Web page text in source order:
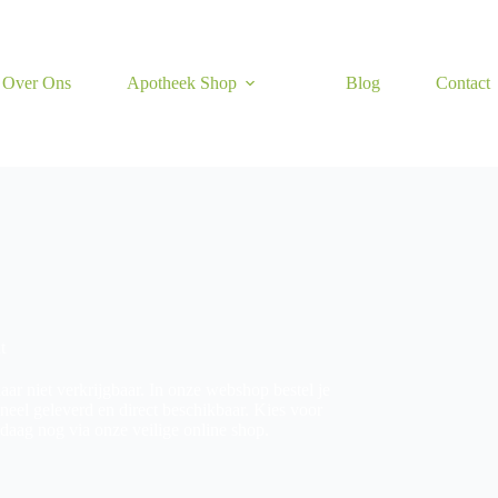
Over Ons Apotheek Shop Blog Contact